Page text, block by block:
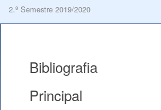
2.º Semestre 2019/2020
Bibliografia
Principal